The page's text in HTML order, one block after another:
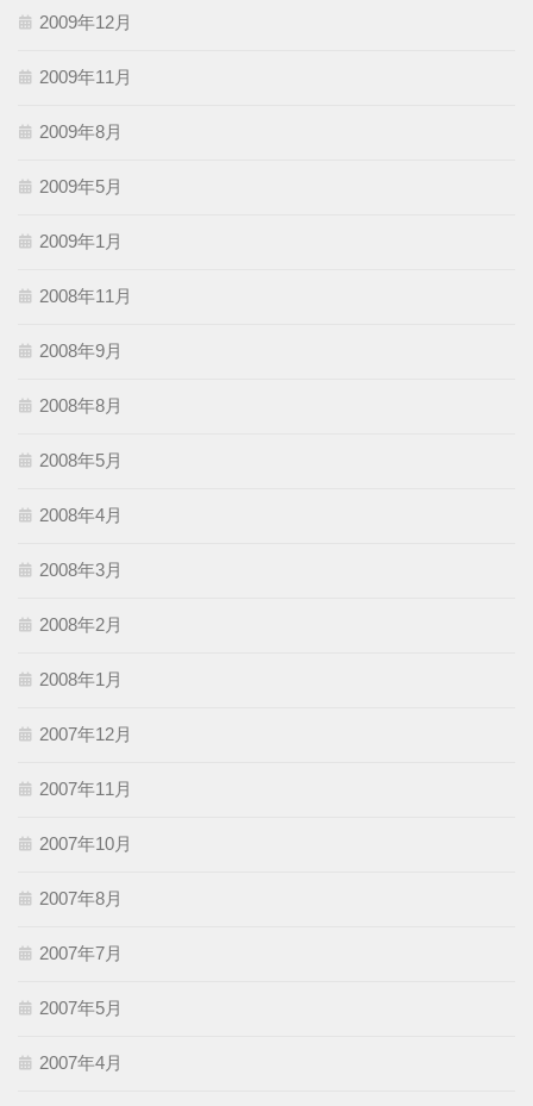
2009年12月
2009年11月
2009年8月
2009年5月
2009年1月
2008年11月
2008年9月
2008年8月
2008年5月
2008年4月
2008年3月
2008年2月
2008年1月
2007年12月
2007年11月
2007年10月
2007年8月
2007年7月
2007年5月
2007年4月